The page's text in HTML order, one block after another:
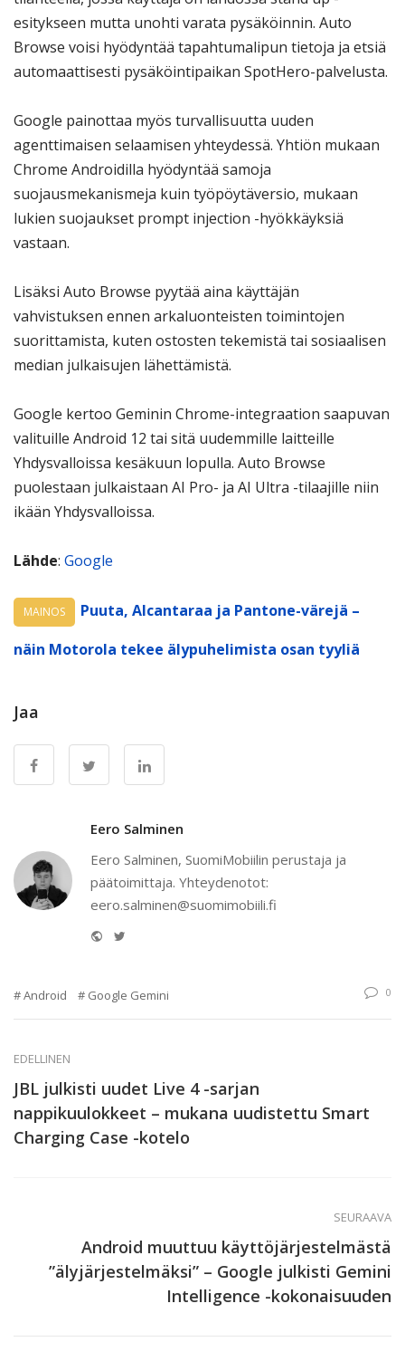
esitykseen mutta unohti varata pysäköinnin. Auto
Browse voisi hyödyntää tapahtumalipun tietoja ja etsiä
automaattisesti pysäköintipaikan SpotHero-palvelusta.
Google painottaa myös turvallisuutta uuden
agenttimaisen selaamisen yhteydessä. Yhtiön mukaan
Chrome Androidilla hyödyntää samoja
suojausmekanismeja kuin työpöytäversio, mukaan
lukien suojaukset prompt injection -hyökkäyksiä
vastaan.
Lisäksi Auto Browse pyytää aina käyttäjän
vahvistuksen ennen arkaluonteisten toimintojen
suorittamista, kuten ostosten tekemistä tai sosiaalisen
median julkaisujen lähettämistä.
Google kertoo Geminin Chrome-integraation saapuvan
valituille Android 12 tai sitä uudemmille laitteille
Yhdysvalloissa kesäkuun lopulla. Auto Browse
puolestaan julkaistaan AI Pro- ja AI Ultra -tilaajille niin
ikään Yhdysvalloissa.
Lähde: Google
MAINOS
Puuta, Alcantaraa ja Pantone-värejä –
näin Motorola tekee älypuhelimista osan tyyliä
Jaa
Eero Salminen
Eero Salminen, SuomiMobiilin perustaja ja
päätoimittaja. Yhteydenotot:
eero.salminen@suomimobiili.fi
Website
Android Google Gemini 0
EDELLINEN
JBL julkisti uudet Live 4 -sarjan
nappikuulokkeet – mukana uudistettu Smart
Charging Case -kotelo
SEURAAVA
Android muuttuu käyttöjärjestelmästä
”älyjärjestelmäksi” – Google julkisti Gemini
Intelligence -kokonaisuuden